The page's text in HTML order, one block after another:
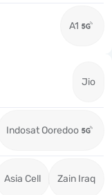
A1
Jio
Indosat Ooredoo
Asia Cell Zain Iraq